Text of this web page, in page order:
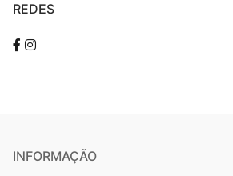
REDES
INFORMAÇÃO